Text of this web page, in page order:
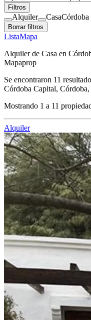
Filtros
Alquiler CasaCórdoba
Borrar filtros
ListaMapa
Alquiler de Casa en
Mapaprop
Se encontraron 11
Córdoba Capital,
Mostrando 1 a 11
Alquiler